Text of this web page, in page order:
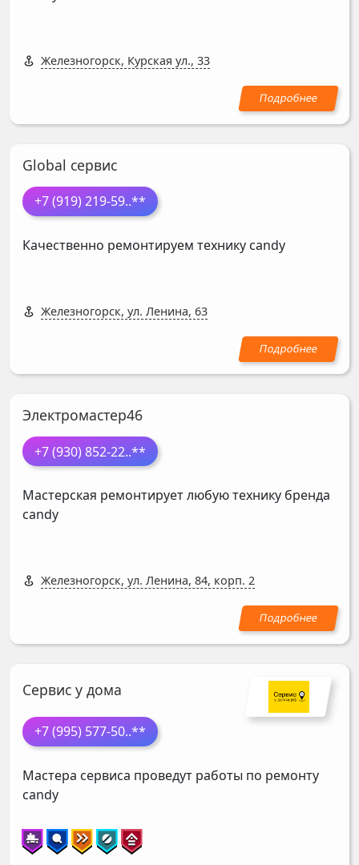
Железногорск, Курская ул., 33
Global сервис
+7 (919) 219-59..**
Качественно ремонтируем технику candy
Железногорск, ул. Ленина, 63
Электромастер46
+7 (930) 852-22..**
Мастерская ремонтирует любую технику бренда
candy
Железногорск, ул. Ленина, 84, корп. 2
Сервис у дома
+7 (995) 577-50..**
Мастера сервиса проведут работы по ремонту
candy